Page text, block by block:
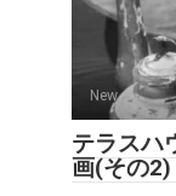
New
テラスハ
画(その